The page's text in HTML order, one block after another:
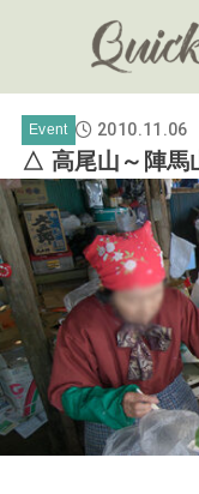
Event 2010.11.06
△ 高尾山～陣馬